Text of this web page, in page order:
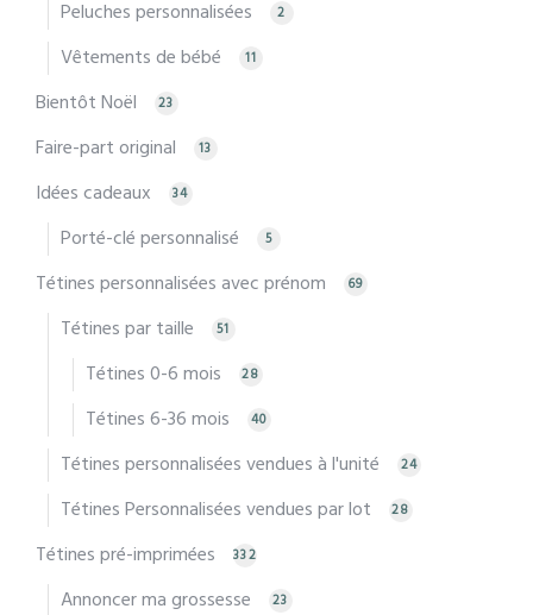
Peluches personnalisées 2
Vêtements de bébé 11
Bientôt Noël 23
Faire-part original 13
Idées cadeaux 34
Porté-clé personnalisé 5
Tétines personnalisées avec prénom 69
Tétines par taille 51
Tétines 0-6 mois 28
Tétines 6-36 mois 40
Tétines personnalisées vendues à l'unité 24
Tétines Personnalisées vendues par lot 28
Tétines pré-imprimées 332
Annoncer ma grossesse 23